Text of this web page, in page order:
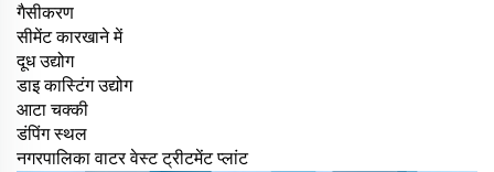
गैसीकरण
सीमेंट कारखाने में
दूध उद्योग
डाइ कास्टिंग उद्योग
आटा चक्की
डंपिंग स्थल
नगरपालिका वाटर वेस्ट ट्रीटमेंट प्लांट